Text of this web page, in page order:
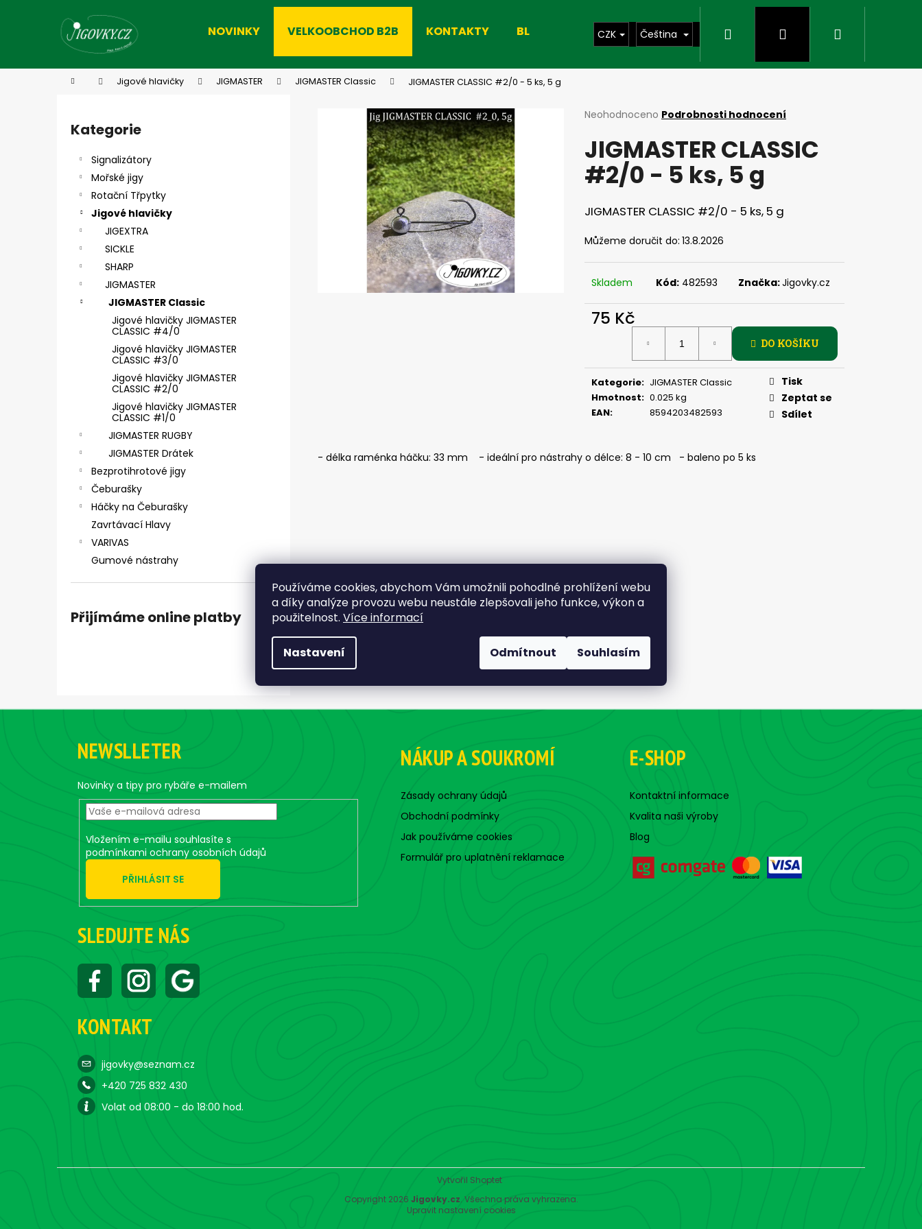
Používáme cookies, abychom Vám umožnili pohodlné prohlížení webu
a díky analýze provozu webu neustále zlepšovali jeho funkce, výkon a
použitelnost. Více informací
Nastavení Odmítnout Souhlasím
NOVINKY VELKOOBCHOD B2B KONTAKTY BLOG CZK Čeština Hledat PřihlášeníNákupní
Domů Jigové hlavičky JIGMASTER JIGMASTER Classic JIGMASTER CLASSIC #2/0 - 5 ks, 5 g
Přeskočit
kategorie
Kategorie
Signalizátory
Mořské jigy
Rotační Třpytky
Jigové hlavičky
JIGEXTRA
SICKLE
SHARP
JIGMASTER
JIGMASTER Classic
Jigové hlavičky JIGMASTER
CLASSIC #4/0
Jigové hlavičky JIGMASTER
CLASSIC #3/0
Jigové hlavičky JIGMASTER
CLASSIC #2/0
Jigové hlavičky JIGMASTER
CLASSIC #1/0
JIGMASTER RUGBY
JIGMASTER Drátek
Bezprotihrotové jigy
Čeburašky
Háčky na Čeburašky
Zavrtávací Hlavy
VARIVAS
Gumové nástrahy
Přijímáme online platby
Průměrné
produktu
je
0,0
z
hvězdiček.
Neohodnoceno Podrobnosti hodnocení
JIGMASTER CLASSIC
#2/0 - 5 ks, 5 g
JIGMASTER CLASSIC #2/0 - 5 ks, 5 g
Můžeme doručit do: 13.8.2026
Skladem Kód: 482593 Značka:Jigovky.cz
75 Kč
DO KOŠÍKU
Kategorie: JIGMASTER Classic
Hmotnost: 0.025 kg
EAN: 8594203482593
Tisk
Zeptat se
Sdílet
- délka raménka háčku: 33 mm - ideální pro nástrahy o délce: 8 - 10 cm - baleno po 5 ks
Zpět
Zpět
Co potřebujete najít?
HLEDAT
Doporučujeme
Následující
SICKLE #6 - 5 KS, 4 G
SICKLE #6 - 5 KS, 2 G
Z
NEWSLLETER
Novinky a tipy pro rybáře e-mailem
Vložením e-mailu souhlasíte s
podmínkami ochrany osobních údajů
PŘIHLÁSIT SE
SLEDUJTE NÁS
KONTAKT
jigovky@seznam.cz
+420 725 832 430
Volat od 08:00 - do 18:00 hod.
NÁKUP A SOUKROMÍ
Zásady ochrany údajů
Obchodní podmínky
Jak používáme cookies
Formulář pro uplatnění reklamace
E-SHOP
Kontaktní informace
Kvalita naši výroby
Blog
Vytvořil Shoptet
Copyright 2026 Jigovky.cz. Všechna práva vyhrazena.
Upravit nastavení cookies